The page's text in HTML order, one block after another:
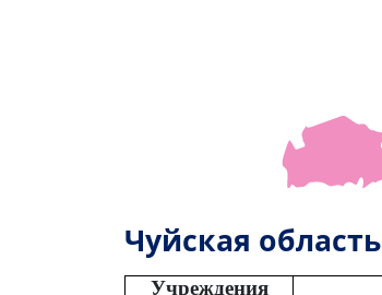
Чуйская область
Учреждения